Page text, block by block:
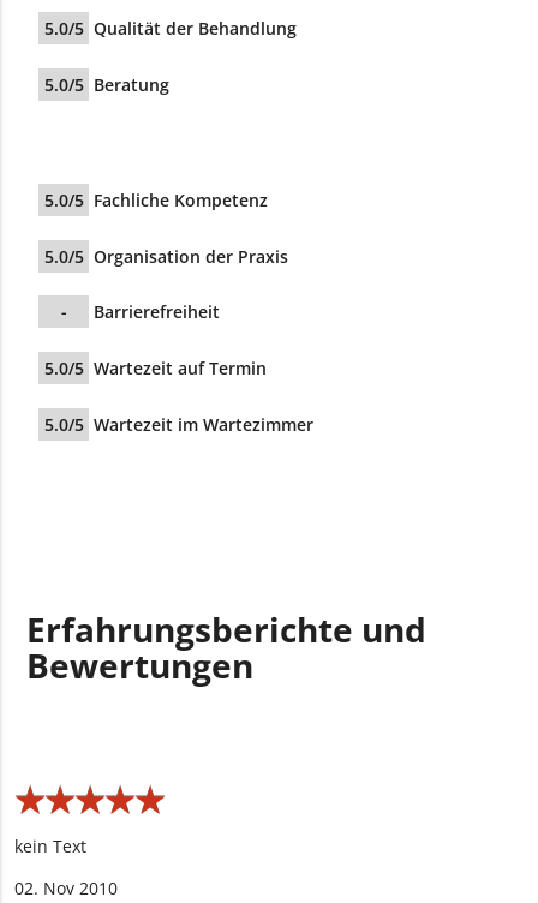
5.0/5 Qualität der Behandlung
5.0/5 Beratung
5.0/5 Fachliche Kompetenz
5.0/5 Organisation der Praxis
- Barrierefreiheit
5.0/5 Wartezeit auf Termin
5.0/5 Wartezeit im Wartezimmer
Erfahrungsberichte und
Bewertungen
★★★★★
★★★★★
kein Text
02. Nov 2010